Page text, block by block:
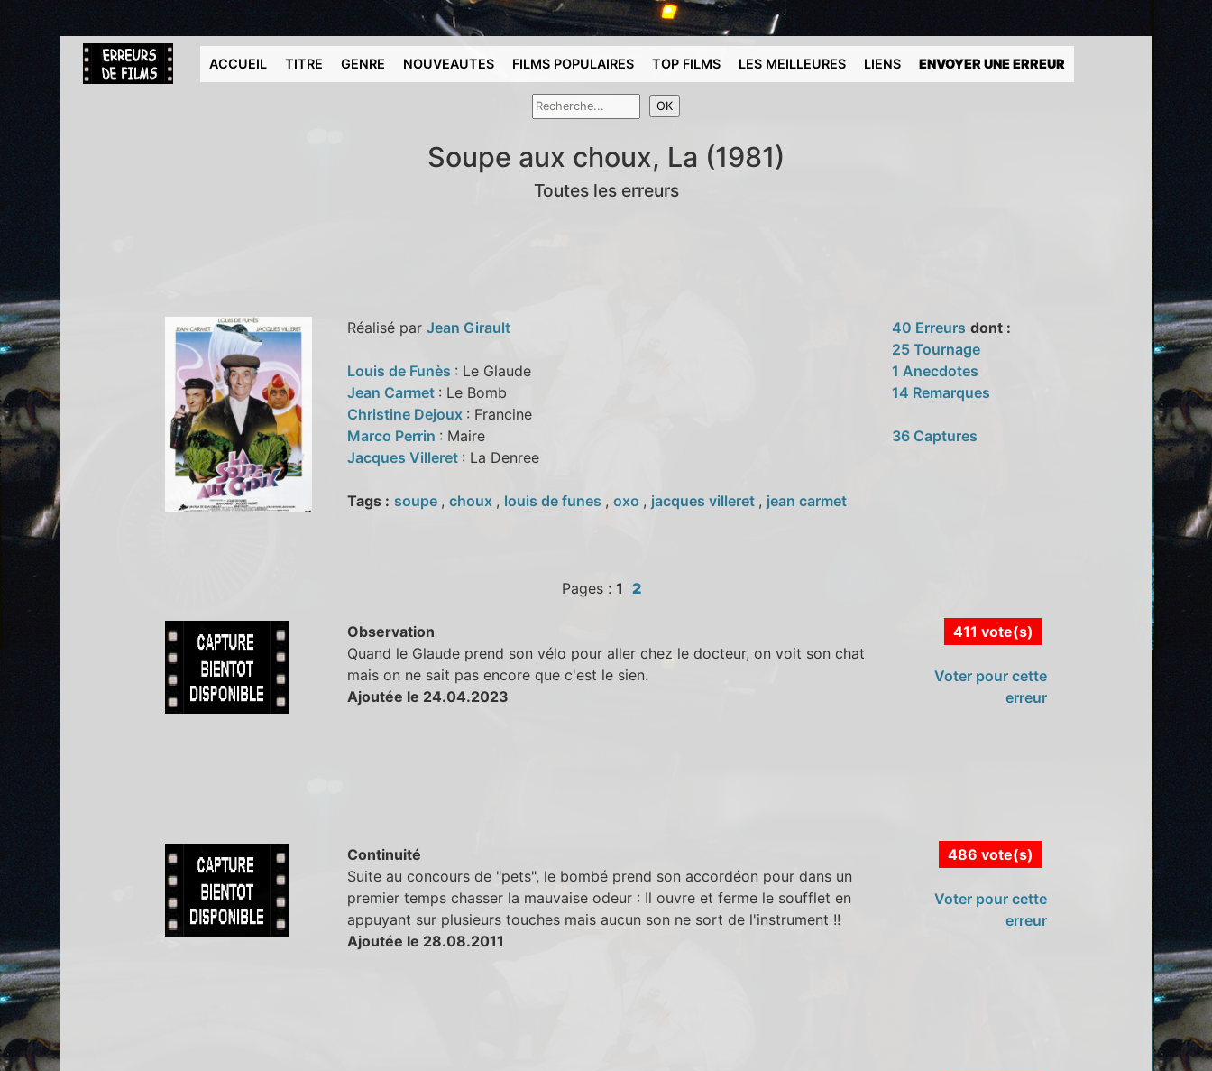
ACCUEIL TITRE GENRE NOUVEAUTES FILMS POPULAIRES TOP FILMS LES MEILLEURES LIENS ENVOYER UNE ERREUR
Soupe aux choux, La (1981)
Toutes les erreurs
Réalisé par Jean Girault
Louis de Funès : Le Glaude
Jean Carmet : Le Bomb
Christine Dejoux : Francine
Marco Perrin : Maire
Jacques Villeret : La Denree
Tags : soupe , choux , louis de funes , oxo , jacques villeret , jean carmet
40 Erreurs dont :
25 Tournage
1 Anecdotes
14 Remarques
36 Captures
Pages : 1 2
Observation
Quand le Glaude prend son vélo pour aller chez le docteur, on voit son chat
mais on ne sait pas encore que c'est le sien.
Ajoutée le 24.04.2023
411 vote(s)
Voter pour cette
erreur
Continuité
Suite au concours de "pets", le bombé prend son accordéon pour dans un
premier temps chasser la mauvaise odeur : Il ouvre et ferme le soufflet en
appuyant sur plusieurs touches mais aucun son ne sort de l'instrument !!
Ajoutée le 28.08.2011
486 vote(s)
Voter pour cette
erreur